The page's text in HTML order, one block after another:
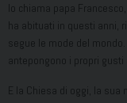
lo chiama papa Francesco, «
ha abituati in questi anni,
segue le mode del
antepongono i propri gusti
E la Chiesa di oggi, la